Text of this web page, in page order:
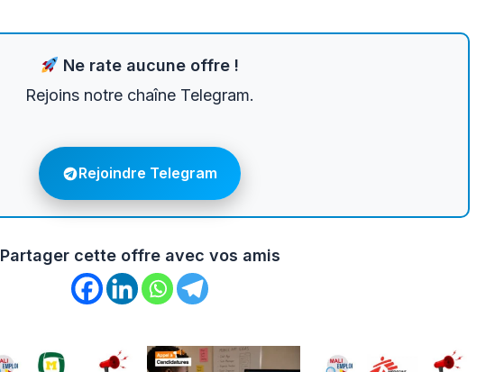
Ne rate aucune offre !
Rejoins notre chaîne Telegram.
Rejoindre Telegram
Partager cette offre avec vos amis